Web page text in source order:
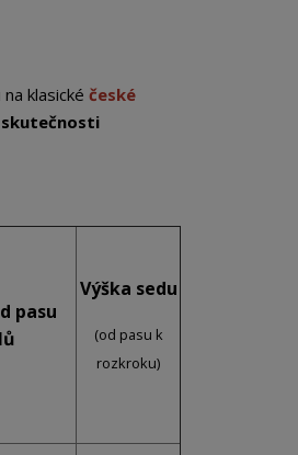
klasické české
skutečnosti
pasu
Výška sedu
(od pasu k
rozkroku)